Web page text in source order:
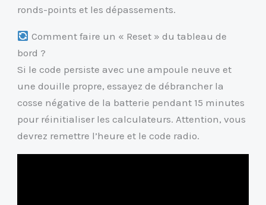
ronds-points et les dépassements.
Comment faire un « Reset » du tableau de
bord ?
Si le code persiste avec une ampoule neuve et
une douille propre, essayez de débrancher la
cosse négative de la batterie pendant 15 minutes
pour réinitialiser les calculateurs. Attention, vous
devrez remettre l’heure et le code radio.